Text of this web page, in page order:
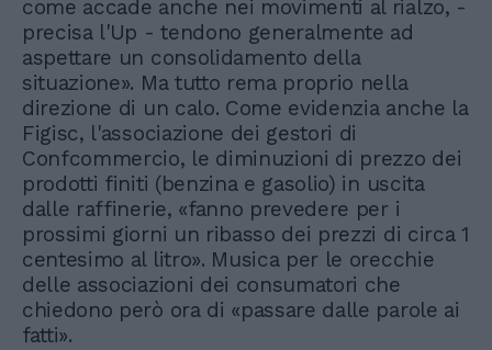
come accade anche nei movimenti al rialzo, -
precisa l'Up - tendono generalmente ad
aspettare un consolidamento della
situazione». Ma tutto rema proprio nella
direzione di un calo. Come evidenzia anche la
Figisc, l'associazione dei gestori di
Confcommercio, le diminuzioni di prezzo dei
prodotti finiti (benzina e gasolio) in uscita
dalle raffinerie, «fanno prevedere per i
prossimi giorni un ribasso dei prezzi di circa 1
centesimo al litro». Musica per le orecchie
delle associazioni dei consumatori che
chiedono però ora di «passare dalle parole ai
fatti».